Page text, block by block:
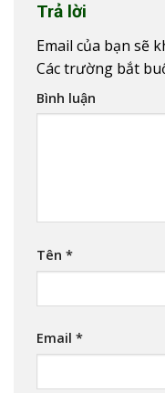
Trả lời
Email của bạn sẽ
Các trường bắt
Bình luận
Tên *
Email *